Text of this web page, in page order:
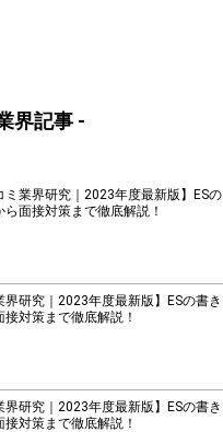
界記事 -
ミ業界研究｜2023年度最新版】ESの
ら面接対策まで徹底解説！
界研究｜2023年度最新版】ESの書き
接対策まで徹底解説！
界研究｜2023年度最新版】ESの書き
接対策まで徹底解説！